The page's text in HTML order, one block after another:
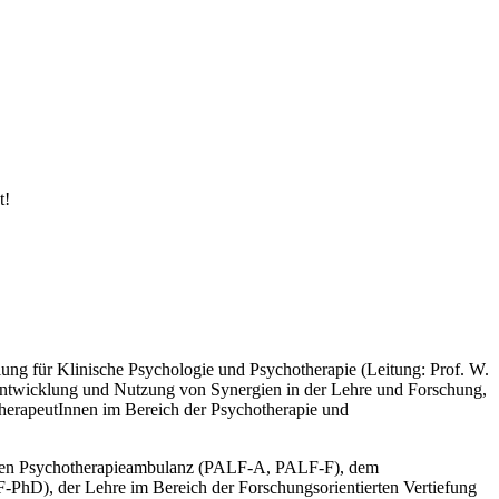
für Klinische Psychologie und Psychotherapie (Leitung: Prof. W.
und Nutzung von Synergien in der Lehre und Forschung,
im Bereich der Psychotherapie und
Psychotherapieambulanz (PALF-A, PALF-F), dem
der Lehre im Bereich der Forschungsorientierten Vertiefung